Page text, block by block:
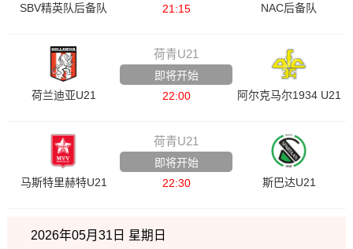
SBV精英队后备队
21:15
NAC后备队
荷兰迪亚U21
荷青U21
即将开始
22:00
阿尔克马尔1934 U21
马斯特里赫特U21
荷青U21
即将开始
22:30
斯巴达U21
2026年05月31日 星期日